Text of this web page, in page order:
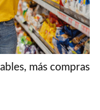
más compras